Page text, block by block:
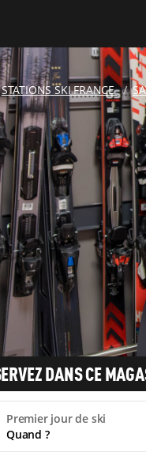
STATIONS SKI FRANCE
DANS CE
Premier jour de ski